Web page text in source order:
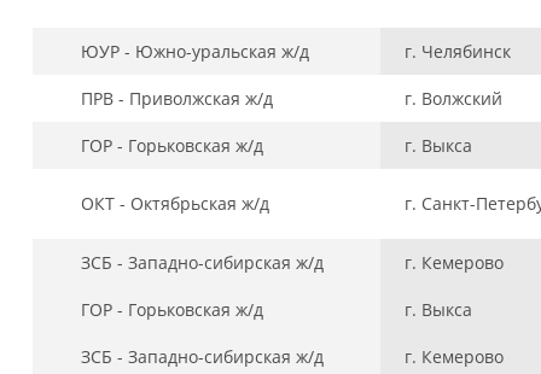
ЮУР - Южно-уральская ж/д г. Челябинск
ПРВ - Приволжская ж/д г. Волжский
ГОР - Горьковская ж/д г. Выкса
ОКТ - Октябрьская ж/д г. Санкт-
ЗСБ - Западно-сибирская ж/д г. Кемерово
ГОР - Горьковская ж/д г. Выкса
ЗСБ - Западно-сибирская ж/д г. Кемерово